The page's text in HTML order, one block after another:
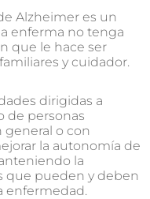
Alzheimer es un
enferma no tenga
que le hace ser
y cuidador.
dirigidas a
de personas
o con
la autonomía de
la
que pueden y deben
enfermedad.